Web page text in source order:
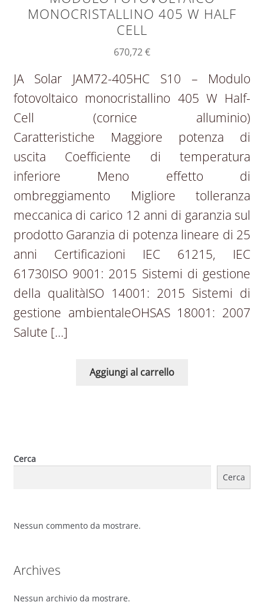
MONOCRISTALLINO 405 W HALF
CELL
670,72€
JA Solar JAM72-405HC S10 – Modulo
fotovoltaico monocristallino 405 W Half-
Cell (cornice alluminio)
Caratteristiche Maggiore potenza di
uscita Coefficiente di temperatura
inferiore Meno effetto di
ombreggiamento Migliore tolleranza
meccanica di carico 12 anni di garanzia sul
prodotto Garanzia di potenza lineare di 25
anni Certificazioni IEC 61215, IEC
61730ISO 9001: 2015 Sistemi di gestione
della qualitàISO 14001: 2015 Sistemi di
gestione ambientaleOHSAS 18001: 2007
Salute […]
Aggiungi al carrello
Cerca
Cerca
Nessun commento da mostrare.
Archives
Nessun archivio da mostrare.